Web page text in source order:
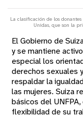
La clasificación de los
Unidas, que son la
El Gobierno de
y se mantiene
especial los
derechos sexuales
respaldar la
las mujeres. Suiza
básicos del
flexibilidad de su